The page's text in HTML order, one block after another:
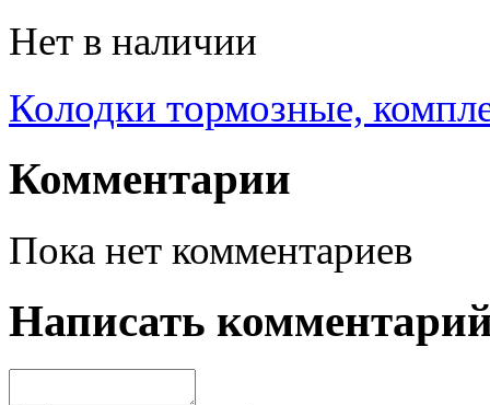
Нет в наличии
Колодки тормозные,
Комментарии
Пока нет комментариев
Написать